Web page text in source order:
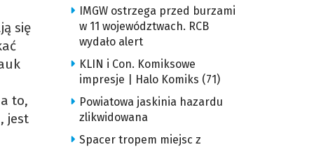
się
to,
jest
IMGW ostrzega przed burzami
w 11 województwach. RCB
wydało alert
KLIN i Con. Komiksowe
impresje | Halo Komiks (71)
Powiatowa jaskinia hazardu
zlikwidowana
Spacer tropem miejsc z